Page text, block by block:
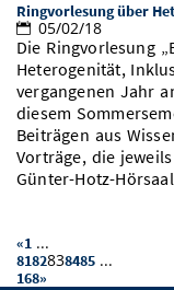
Ringvorlesung über
05/02/18
Die Ringvorlesung
Heterogenität,
vergangenen Jahr
diesem
Beiträgen aus
Vorträge, die
Günter-Hotz-
«1 ...
8182838485 ...
168»